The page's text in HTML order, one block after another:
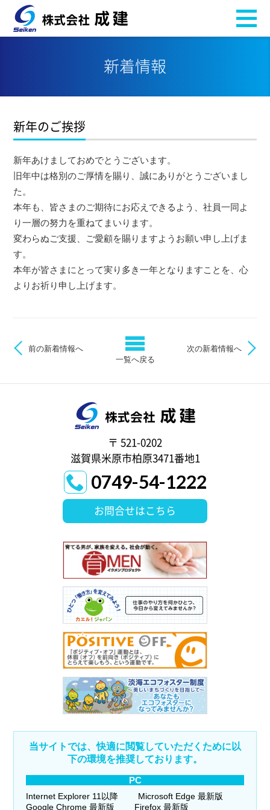
新着情報
新年のご挨拶
新年あけましておめでとうございます。
旧年中は格別のご厚情を賜り、誠にありがとうございまし
た。
本年も、皆さまのご期待にお応えできるよう、社員一同よ
り一層の努力を重ねてまいります。
変わらぬご支援、ご愛顧を賜りますようお願い申し上げま
す。
本年が皆さまにとって実り多き一年となりますことを、心
よりお祈り申し上げます。
前の新着情報へ
次の新着情報へ
一覧へ戻る
〒 521-0202
滋賀県米原市柏原3471番地1
0749-54-1222
お問合せはこちら
当サイトでは、快適に閲覧していただくために以
下の環境を推奨しております。
PC
Internet Explorer 11以降
Microsoft Edge 最新版
Google Chrome 最新版
Firefox 最新版